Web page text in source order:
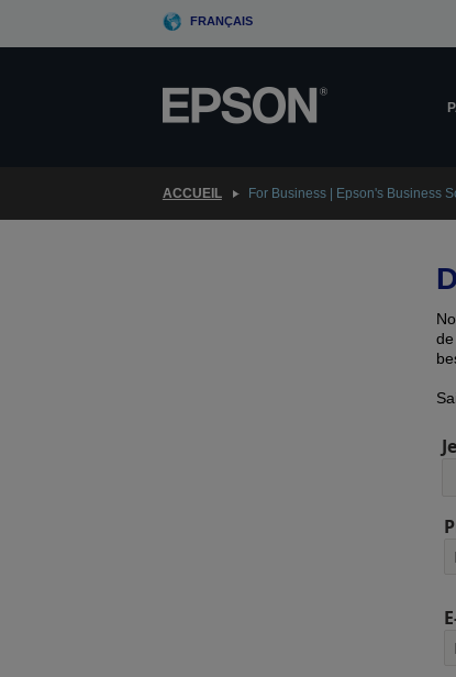
FRANÇAIS
ACCUEIL For Business | Epson's Business